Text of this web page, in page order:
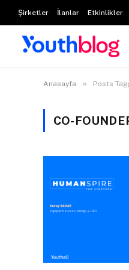
Şirketler İlanlar Etkinlikler
Anasayfa » Posts
CO-